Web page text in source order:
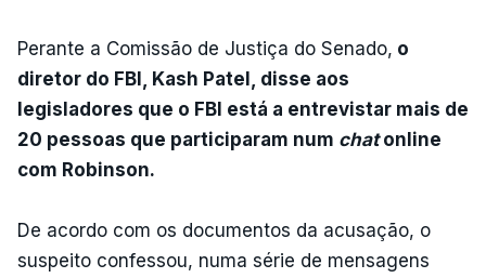
Perante a Comissão de Justiça do Senado, o
diretor do FBI, Kash Patel, disse aos
legisladores que o FBI está a entrevistar mais de
20 pessoas que participaram num chatonline
com Robinson.
De acordo com os documentos da acusação, o
suspeito confessou, numa série de mensagens